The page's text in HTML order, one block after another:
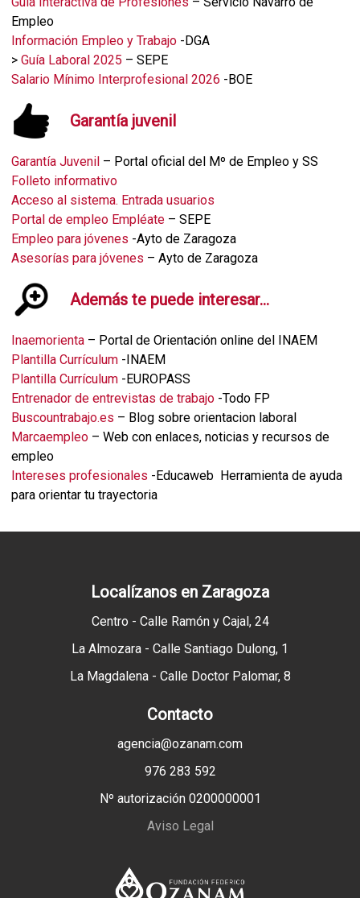
Empleo
Información Empleo y Trabajo -DGA
>Guía Laboral 2025 – SEPE
Salario Mínimo Interprofesional 2026 -BOE
Garantía juvenil
Garantía Juvenil – Portal oficial del Mº de Empleo y SS
Folleto informativo
Acceso al sistema. Entrada usuarios
Portal de empleo Empléate – SEPE
Empleo para jóvenes -Ayto de Zaragoza
Asesorías para jóvenes – Ayto de Zaragoza
Además te puede interesar…
Inaemorienta – Portal de Orientación online del INAEM
Plantilla Currículum -INAEM
Plantilla Currículum -EUROPASS
Entrenador de entrevistas de trabajo -Todo FP
Buscountrabajo.es – Blog sobre orientacion laboral
Marcaempleo – Web con enlaces, noticias y recursos de
empleo
Intereses profesionales -Educaweb Herramienta de ayuda
para orientar tu trayectoria
Localízanos en Zaragoza
Centro - Calle Ramón y Cajal, 24
La Almozara - Calle Santiago Dulong, 1
La Magdalena - Calle Doctor Palomar, 8
Contacto
agencia@ozanam.com
976 283 592
Nº autorización 0200000001
Aviso Legal